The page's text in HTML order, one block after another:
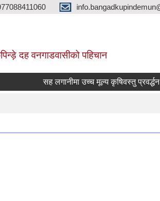
दह वनगाडवासीको पहिचान
सह लगानीमा उच्च मूल्य कृषिवस्तु प्रवर्द्धन